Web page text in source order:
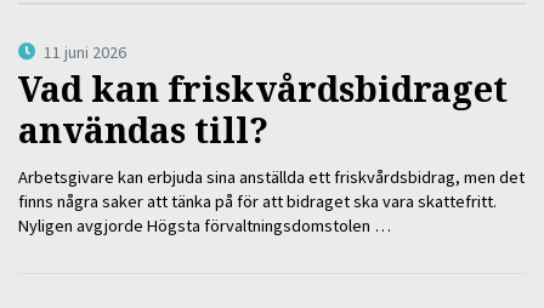
11 juni 2026
Vad kan friskvårdsbidraget
användas till?
Arbetsgivare kan erbjuda sina anställda ett friskvårdsbidrag, men det
finns några saker att tänka på för att bidraget ska vara skattefritt.
Nyligen avgjorde Högsta förvaltningsdomstolen …